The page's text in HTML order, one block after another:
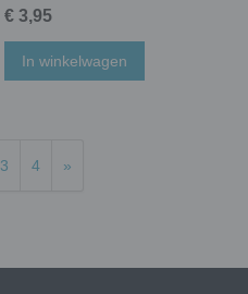
€ 3,95
In winkelwagen
3 4 »